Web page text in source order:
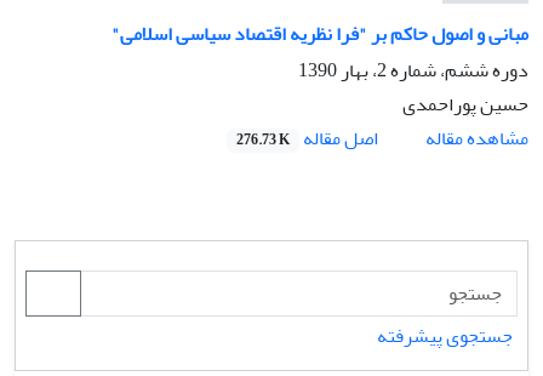
مبانی و اصول حاکم بر "فرا نظریه اقتصاد سیاسی اسلامی"
دوره ششم، شماره 2، بهار 1390
حسین پوراحمدی
مشاهده مقاله
اصل مقاله 276.73 K
جستجوی پیشرفته